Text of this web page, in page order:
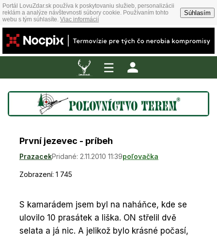
Portál LovuZdar.sk používa k poskytovaniu služieb, personalizácii
reklám a analýze návštevnosti súbory cookie. Používaním tohto
webu s tým súhlasíte. Viac informácií
Súhlasím
☰
První jezevec - príbeh
PrazacekPridané: 2.11.2010 11:39poľovačka
Zobrazení: 1 745
S kamarádem jsem byl na naháňce, kde se
ulovilo 10 prasátek a liška. ON střelil dvě
selata a já nic. A jelikož bylo krásné počasí,